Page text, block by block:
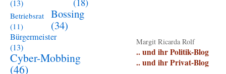
(13)
Betriebsrat
(11)
Bossing
(34)
Bürgermeister
(13)
Cyber-Mobbing
(46)
Margit Ricarda Rolf
.. und ihr Politik-Blog
.. und ihr Privat-Blog